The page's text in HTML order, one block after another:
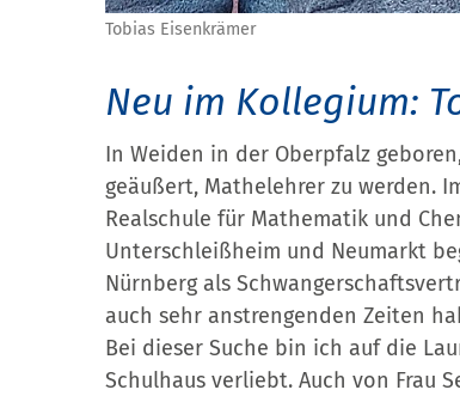
Tobias Eisenkrämer
Neu im Kollegium:
In Weiden in der Oberpfalz
geäußert, Mathelehrer zu werden.
Realschule für Mathematik und
Unterschleißheim und Neumarkt
Nürnberg als
auch sehr anstrengenden Zeiten
Bei dieser Suche bin ich auf die
Schulhaus verliebt. Auch von Frau